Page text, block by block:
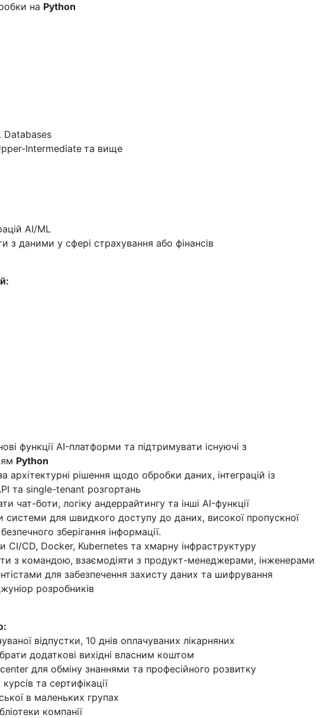
на Python
Databases
Intermediateта вище
AI/ML
з даними у сфері страхування або фінансів
функції AI-платформи та підтримувати існуючі з
Python
архітектурні рішення щодо обробки даних, інтеграцій із
та single-tenant розгортань
чат-боти, логіку андеррайтингу та інші AI-функції
системи для швидкого доступу до даних, високої пропускної
зберігання інформації.
CI/CD, Docker, Kubernetes та хмарну інфраструктуру
з командою, взаємодіяти з продукт-менеджерами, інженерами
для забезпечення захисту даних та шифрування
розробників
відпустки, 10 днів оплачуваних лікарняних
додаткові вихідні власним коштом
для обміну знаннями та професійного розвитку
та сертифікації
в маленьких групах
компанії